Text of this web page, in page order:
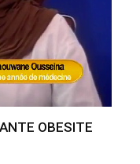
OBESITE